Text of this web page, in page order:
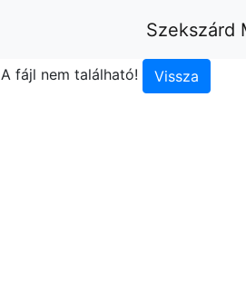
Szekszárd
A fájl nem található!